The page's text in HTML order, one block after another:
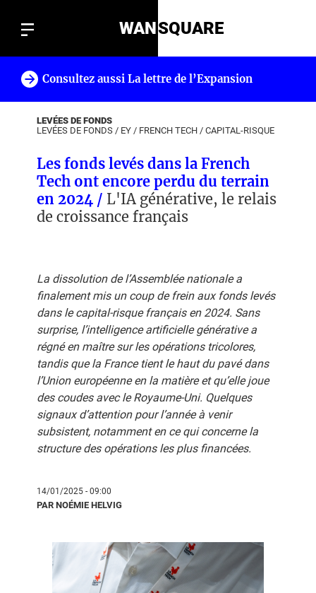
WANSQUARE
Consultez aussi La lettre de l’Expansion
LEVÉES DE FONDS
LEVÉES DE FONDS / EY / FRENCH TECH / CAPITAL-RISQUE
Les fonds levés dans la French
Tech ont encore perdu du terrain
en 2024 / L'IA générative, le relais
de croissance français
La dissolution de l’Assemblée nationale a
finalement mis un coup de frein aux fonds levés
dans le capital-risque français en 2024. Sans
surprise, l’intelligence artificielle générative a
régné en maître sur les opérations tricolores,
tandis que la France tient le haut du pavé dans
l’Union européenne en la matière et qu’elle joue
des coudes avec le Royaume-Uni. Quelques
signaux d’attention pour l’année à venir
subsistent, notamment en ce qui concerne la
structure des opérations les plus financées.
14/01/2025 - 09:00
PAR NOÉMIE HELVIG